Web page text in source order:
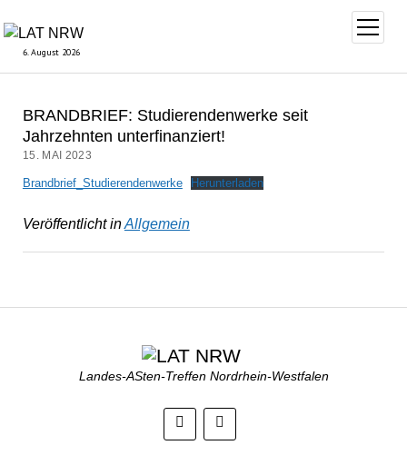
6. August 2026
Menü
öffnen
BRANDBRIEF: Studierendenwerke seit
Jahrzehnten unterfinanziert!
15. MAI 2023
Brandbrief_Studierendenwerke Herunterladen
Veröffentlicht inAllgemein
Landes-ASten-Treffen Nordrhein-Westfalen